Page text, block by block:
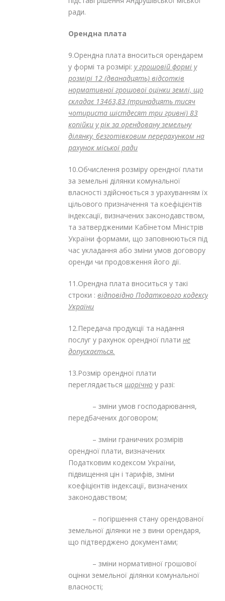
ради.
Орендна плата
9.Орендна плата вноситься орендарем
у формі та розмірі: у грошовій формі у
розмірі 12 (дванадцять) відсотків
нормативної грошової оцінки землі, що
складає 13463,83 (тринадцять тисяч
чотириста шістдесят три гривні) 83
копійки у рік за орендовану земельну
ділянку, безготівковим перерахунком на
рахунок міської ради
10.Обчислення розміру орендної плати
за земельні ділянки комунальної
власності здійснюється з урахуванням їх
цільового призначення та коефіцієнтів
індексації, визначених законодавством,
та затвердженими Кабінетом Міністрів
України формами, що заповнюються під
час укладання або зміни умов договору
оренди чи продовження його дії.
11.Орендна плата вноситься у такі
строки : відповідно Податкового кодексу
України
12.Передача продукції та надання
послуг у рахунок орендної плати не
допускається.
13.Розмір орендної плати
переглядається щорічно у разі:
– зміни умов господарювання,
передбачених договором;
– зміни граничних розмірів
орендної плати, визначених
Податковим кодексом України,
підвищення цін і тарифів, зміни
коефіцієнтів індексації, визначених
законодавством;
– погіршення стану орендованої
земельної ділянки не з вини орендаря,
що підтверджено документами;
– зміни нормативної грошової
оцінки земельної ділянки комунальної
власності;